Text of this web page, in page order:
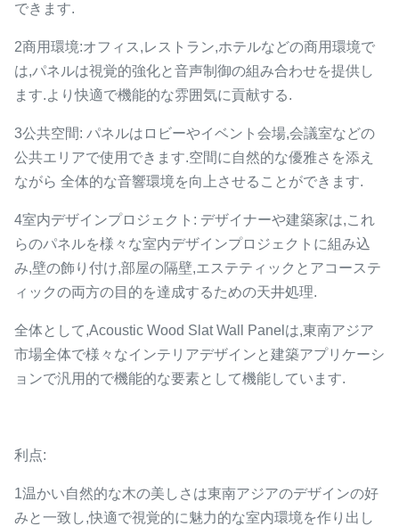
できます.
2商用環境:オフィス,レストラン,ホテルなどの商用環境で
は,パネルは視覚的強化と音声制御の組み合わせを提供し
ます.より快適で機能的な雰囲気に貢献する.
3公共空間: パネルはロビーやイベント会場,会議室などの
公共エリアで使用できます.空間に自然的な優雅さを添え
ながら 全体的な音響環境を向上させることができます.
4室内デザインプロジェクト: デザイナーや建築家は,これ
らのパネルを様々な室内デザインプロジェクトに組み込
み,壁の飾り付け,部屋の隔壁,エステティックとアコーステ
ィックの両方の目的を達成するための天井処理.
全体として,Acoustic Wood Slat Wall Panelは,東南アジア
市場全体で様々なインテリアデザインと建築アプリケーシ
ョンで汎用的で機能的な要素として機能しています.
利点:
1温かい自然的な木の美しさは東南アジアのデザインの好
みと一致し,快適で視覚的に魅力的な室内環境を作り出し